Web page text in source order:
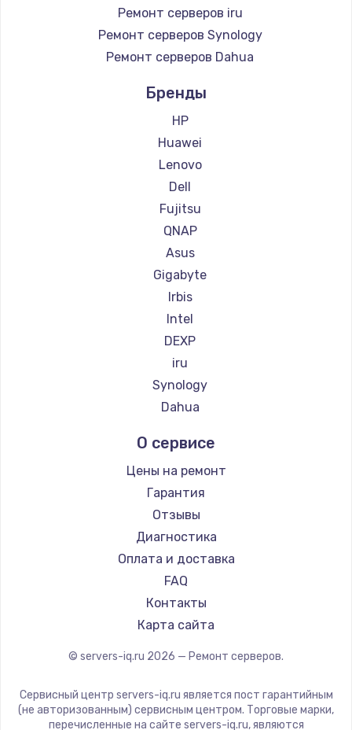
Ремонт серверов iru
Ремонт серверов Synology
Ремонт серверов Dahua
Бренды
HP
Huawei
Lenovo
Dell
Fujitsu
QNAP
Asus
Gigabyte
Irbis
Intel
DEXP
iru
Synology
Dahua
О сервисе
Цены на ремонт
Гарантия
Отзывы
Диагностика
Оплата и доставка
FAQ
Контакты
Карта сайта
© servers-iq.ru 2026 — Ремонт серверов.
Сервисный центр servers-iq.ru является пост гарантийным
(не авторизованным) сервисным центром. Торговые марки,
перечисленные на сайте servers-iq.ru, являются